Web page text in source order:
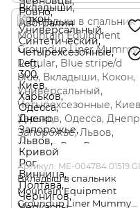
Артикул: ME-004784.01519.GL
Вкладыш в спальник
Mountain Equipment
Groundup Liner Mummy